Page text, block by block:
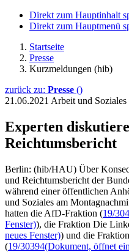
Direkt zum Hauptinhalt
Direkt zum Hauptmenü
Startseite
Presse
Kurzmeldungen (hib)
zurück zu: Presse ()
21.06.2021 Arbeit und
Experten
Reichtumsbericht
Berlin: (hib/HAU) Über
und Reichtumsbericht der
während einer öffentlichen
und Soziales am
hatten die AfD-Fraktion (19/
Fenster)), die Fraktion Die
neues Fenster)) und die
(19/30394(Dokument, öffnet